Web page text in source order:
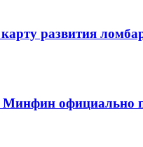
развития
Минфин официально